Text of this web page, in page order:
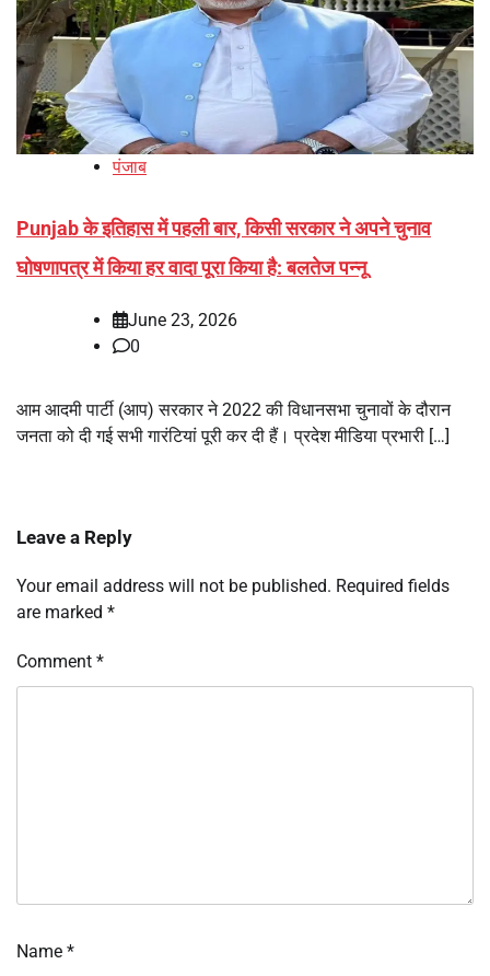
पंजाब
Punjab के इतिहास में पहली बार, किसी सरकार ने अपने चुनाव
घोषणापत्र में किया हर वादा पूरा किया है: बलतेज पन्नू
June 23, 2026
0
आम आदमी पार्टी (आप) सरकार ने 2022 की विधानसभा चुनावों के दौरान
जनता को दी गई सभी गारंटियां पूरी कर दी हैं। प्रदेश मीडिया प्रभारी […]
Leave a Reply
Your email address will not be published. Required fields
are marked *
Comment *
Name *